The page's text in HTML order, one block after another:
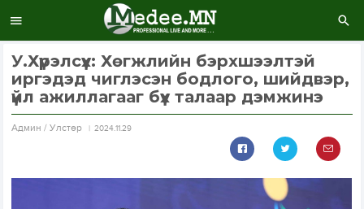
У.Хүрэлсүх: Хөгжлийн бэрхшээлтэй
иргэдэд чиглэсэн бодлого, шийдвэр,
үйл ажиллагааг бүх талаар дэмжинэ
Aдмин / Улстөр 2024.11.29